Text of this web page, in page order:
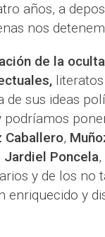
años, a
nos
de la
de sus ideas
podríamos
Caballero,
Jardiel Poncela,
y de los no
enriquecido y